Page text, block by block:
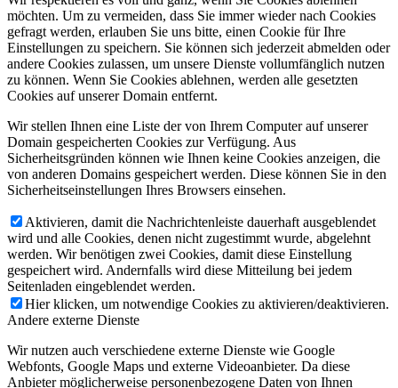
möchten. Um zu vermeiden, dass Sie immer wieder nach Cookies
gefragt werden, erlauben Sie uns bitte, einen Cookie für Ihre
Einstellungen zu speichern. Sie können sich jederzeit abmelden oder
andere Cookies zulassen, um unsere Dienste vollumfänglich nutzen
zu können. Wenn Sie Cookies ablehnen, werden alle gesetzten
Cookies auf unserer Domain entfernt.
Wir stellen Ihnen eine Liste der von Ihrem Computer auf unserer
Domain gespeicherten Cookies zur Verfügung. Aus
Sicherheitsgründen können wie Ihnen keine Cookies anzeigen, die
von anderen Domains gespeichert werden. Diese können Sie in den
Sicherheitseinstellungen Ihres Browsers einsehen.
Aktivieren, damit die Nachrichtenleiste dauerhaft ausgeblendet
wird und alle Cookies, denen nicht zugestimmt wurde, abgelehnt
werden. Wir benötigen zwei Cookies, damit diese Einstellung
gespeichert wird. Andernfalls wird diese Mitteilung bei jedem
Seitenladen eingeblendet werden.
Hier klicken, um notwendige Cookies zu aktivieren/deaktivieren.
Andere externe Dienste
Wir nutzen auch verschiedene externe Dienste wie Google
Webfonts, Google Maps und externe Videoanbieter. Da diese
Anbieter möglicherweise personenbezogene Daten von Ihnen